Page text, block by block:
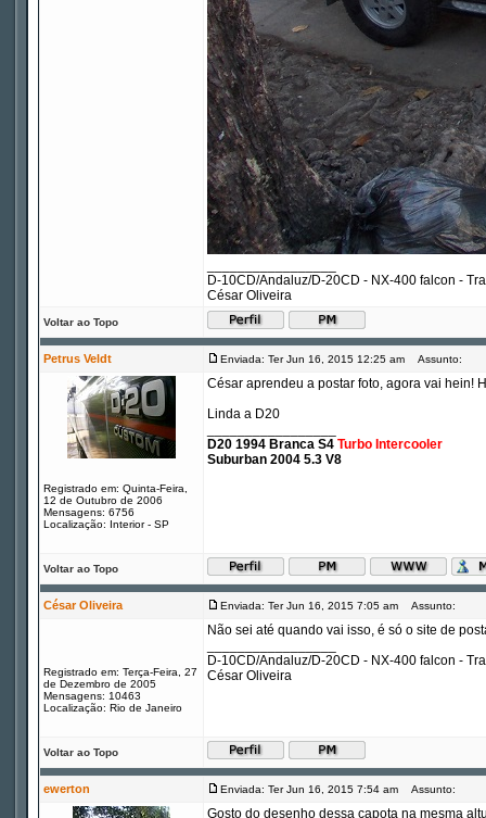
D-10CD/Andaluz/D-20CD - NX-400 falcon -
César Oliveira
Voltar ao Topo
Petrus Veldt Enviada: Ter Jun 16, 2015 12:25 am Assunto:
Registrado em: Quinta-Feira,
12 de Outubro de 2006
Mensagens: 6756
Localização: Interior - SP
César aprendeu a postar foto, agora vai hein!
Linda a D20
D20 1994 Branca S4 Turbo Intercooler
Suburban 2004 5.3 V8
Voltar ao Topo
César Oliveira Enviada: Ter Jun 16, 2015 7:05 am Assunto:
Registrado em: Terça-Feira, 27
de Dezembro de 2005
Mensagens: 10463
Localização: Rio de Janeiro
Não sei até quando vai isso, é só o site de
D-10CD/Andaluz/D-20CD - NX-400 falcon -
César Oliveira
Voltar ao Topo
ewerton Enviada: Ter Jun 16, 2015 7:54 am Assunto:
Gosto do desenho dessa capota na mesma